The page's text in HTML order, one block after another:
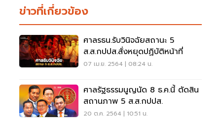
ข่าวที่เกี่ยวข้อง
ศาลรธน.รับวินิจฉัยสถานะ 5
ส.ส.กปปส.สั่งหยุดปฏิบัติหน้าที่
07 เม.ย. 2564 | 08:24 น.
ศาลรัฐธรรมนูญนัด 8 ธ.ค.นี้ ตัดสิน
สถานภาพ 5 ส.ส.กปปส.
20 ต.ค. 2564 | 10:51 น.